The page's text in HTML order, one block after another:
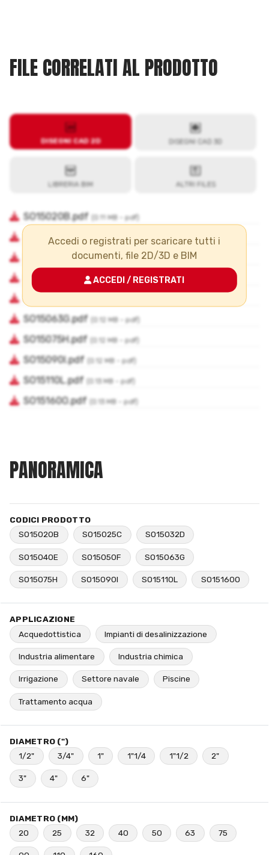
FILE CORRELATI AL PRODOTTO
Accedi o registrati per scaricare tutti i
documenti, file 2D/3D e BIM
ACCEDI / REGISTRATI
PANORAMICA
CODICI PRODOTTO
SO15020B
SO15025C SO15032D
SO15040E SO15050F SO15063G
SO15075H SO15090I SO15110L SO15160O
APPLICAZIONE
Acquedottistica
Impianti di desalinizzazione
Industria alimentare Industria chimica
Irrigazione Settore navale Piscine
Trattamento acqua
DIAMETRO (")
1/2"
3/4" 1" 1"1/4 1"1/2 2"
3" 4" 6"
DIAMETRO (MM)
20
25 32 40 50 63 75